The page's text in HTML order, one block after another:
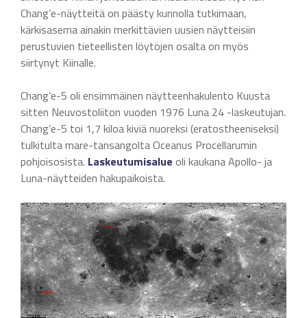
Chang’e-näytteitä on päästy kunnolla tutkimaan,
kärkisasema ainakin merkittävien uusien näytteisiin
perustuvien tieteellisten löytöjen osalta on myös
siirtynyt Kiinalle.
Chang’e-5 oli ensimmäinen näytteenhakulento Kuusta
sitten Neuvostoliiton vuoden 1976 Luna 24 -laskeutujan.
Chang’e-5 toi 1,7 kiloa kiviä nuoreksi (eratostheeniseksi)
tulkitulta mare-tansangolta Oceanus Procellarumin
pohjoisosista. Laskeutumisalue oli kaukana Apollo- ja
Luna-näytteiden hakupaikoista.